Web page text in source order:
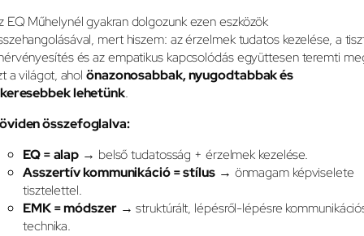
EQ Műhelynél gyakran dolgozunk ezen eszközök
mert hiszem: az érzelmek tudatos kezelése, a
és az empatikus kapcsolódás együttesen teremti
a világot, aholönazonosabbak, nyugodtabbak és
lehetünk.
összefoglalva:
EQ = alap → belső tudatosság + érzelmek kezelése.
Asszertív kommunikáció = stílus→ önmagam képviselete
tisztelettel.
EMK = módszer→ struktúrált, lépésről-lépésre
technika.